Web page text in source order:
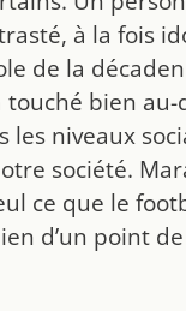
à la fois
de la
touché bien au-
les niveaux
société.
ce que le
d’un point